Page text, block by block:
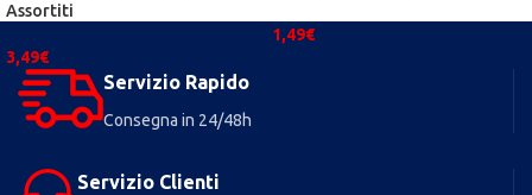
Assortiti
3,49€
1,49€
Servizio Rapido
Consegna in 24/48h
Servizio Clienti